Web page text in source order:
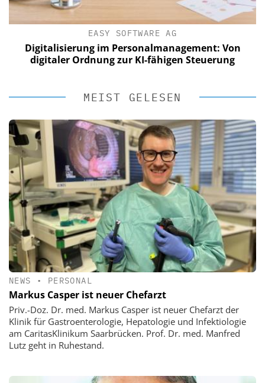
EASY SOFTWARE AG
Digitalisierung im Personalmanagement: Von
digitaler Ordnung zur KI-fähigen Steuerung
MEIST GELESEN
NEWS • PERSONAL
Markus Casper ist neuer Chefarzt
Priv.-Doz. Dr. med. Markus Casper ist neuer Chefarzt der
Klinik für Gastroenterologie, Hepatologie und Infektiologie
am CaritasKlinikum Saarbrücken. Prof. Dr. med. Manfred
Lutz geht in Ruhestand.